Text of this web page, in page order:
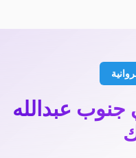
عبدالله